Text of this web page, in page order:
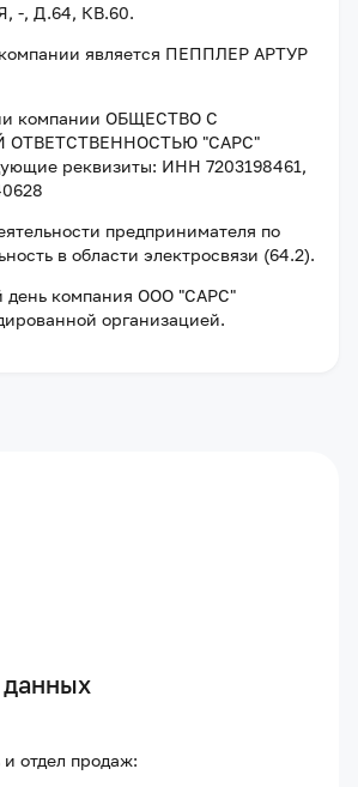
-, Д.64, КВ.60.
является ПЕППЛЕР АРТУР
компании ОБЩЕСТВО С
ОТВЕТСТВЕННОСТЬЮ "САРС"
реквизиты: ИНН 7203198461,
предпринимателя по
в области электросвязи (64.2).
день компания ООО "САРС"
организацией.
отдел продаж: